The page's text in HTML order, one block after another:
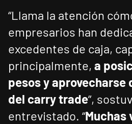
“Llama la atención
empresarios han
excedentes de caja,
principalmente, a
pesos y aprovecharse
del carry trade”,
entrevistado. “Muchas